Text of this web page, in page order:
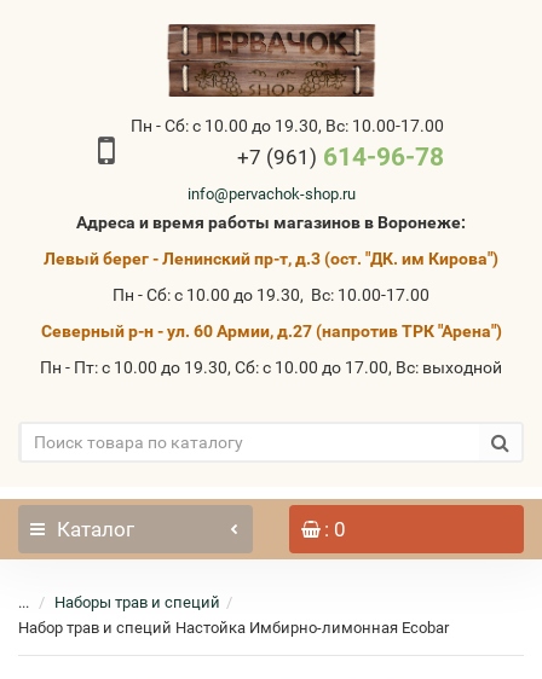
Пн - Сб: с 10.00 до 19.30, Вс: 10.00-17.00
+7 (961) 614-96-78
info@pervachok-shop.ru
Адреса и время работы магазинов в Воронеже:
Левый берег - Ленинский пр-т, д.3 (ост. "ДК. им Кирова")
Пн - Сб: с 10.00 до 19.30, Вс: 10.00-17.00
Северный р-н - ул. 60 Армии, д.27 (напротив ТРК "Арена")
Пн - Пт: с 10.00 до 19.30, Сб: с 10.00 до 17.00, Вс: выходной
Каталог : 0
...
Наборы трав и специй
Набор трав и специй Настойка Имбирно-лимонная Ecobar